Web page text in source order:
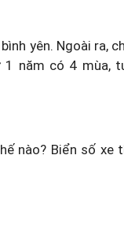
yên. Ngoài ra,
năm có 4 mùa,
nào? Biển số xe